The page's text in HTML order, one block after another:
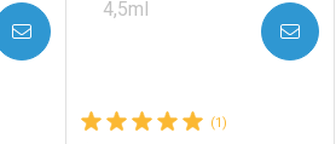
(1)
AVISE-ME